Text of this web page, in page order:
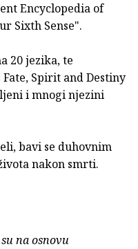
Encyclopedia of
Sixth Sense".
20 jezika, te
Spirit and Destiny
i mnogi njezini
bavi se duhovnim
nakon smrti.
na osnovu